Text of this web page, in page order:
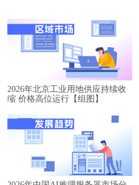
2026年北京工业用地供应持续收
缩 价格高位运行【组图】